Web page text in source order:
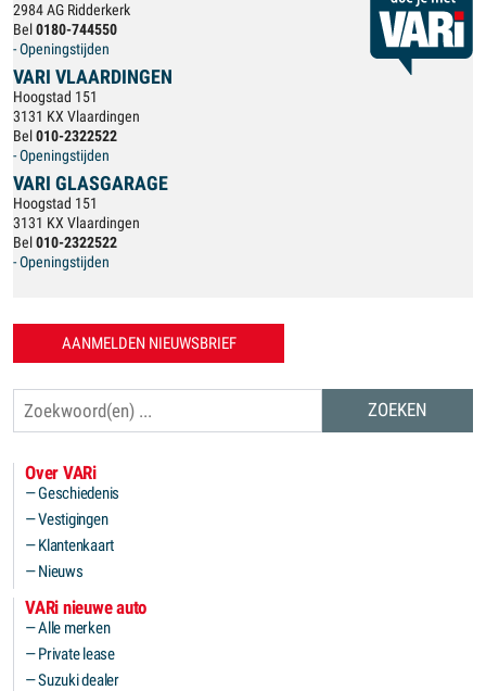
2984 AG Ridderkerk
Bel 0180-744550
- Openingstijden
VARI VLAARDINGEN
Hoogstad 151
3131 KX Vlaardingen
Bel 010-2322522
- Openingstijden
VARI GLASGARAGE
Hoogstad 151
3131 KX Vlaardingen
Bel 010-2322522
- Openingstijden
AANMELDEN NIEUWSBRIEF
Over VARi
Geschiedenis
Vestigingen
Klantenkaart
Nieuws
VARi nieuwe auto
Alle merken
Private lease
Suzuki dealer